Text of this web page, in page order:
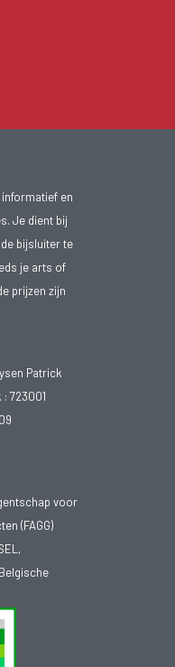
en
Je dient bij
bijsluiter te
je arts of
prijzen zijn
Patrick
: 723001
voor
(FAGG)